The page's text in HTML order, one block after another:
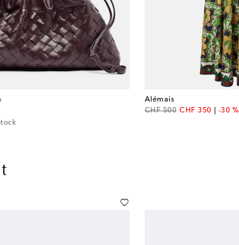
Alémais
CHF 500
original priceCHF 350
discount price
-30 %